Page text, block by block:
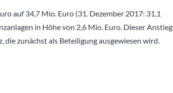
auf 34,7 Mio. Euro (31. Dezember 2017: 31,1
in Höhe von 2,6 Mio. Euro. Dieser Anstieg
zunächst als Beteiligung ausgewiesen wird.